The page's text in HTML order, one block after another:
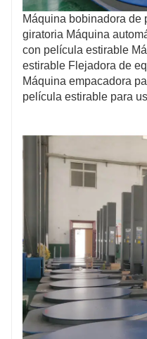
Máquina bobinadora de
giratoria Máquina
con película estirable
estirable Flejadora de
Máquina empacadora
película estirable para